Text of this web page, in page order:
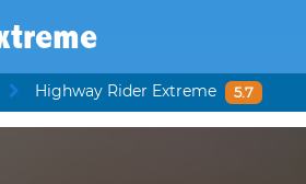
Highway Rider Extreme 5.7